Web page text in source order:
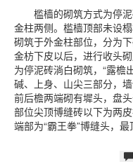
槛樯的砌筑方式为停
金柱两侧。槛樯顶部未设
砌筑于外金柱部位，分为
金枋下皮以后，进行收头
为停泥砖淌白砌筑，“露檐
碱、上身、山尖三部分，
前后檐两端砌有墀头，盘
部位尖顶博缝砖以下为两
端部为“霸王拳”博缝头，最